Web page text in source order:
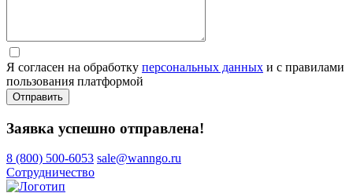
Я согласен на обработку персональных данных и с правилами
пользования платформой
Отправить
Заявка успешно отправлена!
8 (800) 500-6053 sale@wanngo.ru
Сотрудничество